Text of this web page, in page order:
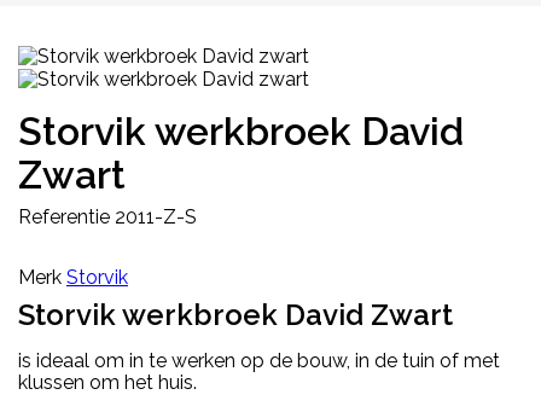
Storvik werkbroek David
Zwart
Referentie 2011-Z-S
Merk Storvik
Storvik werkbroek David Zwart
is ideaal om in te werken op de bouw, in de tuin of met
klussen om het huis.